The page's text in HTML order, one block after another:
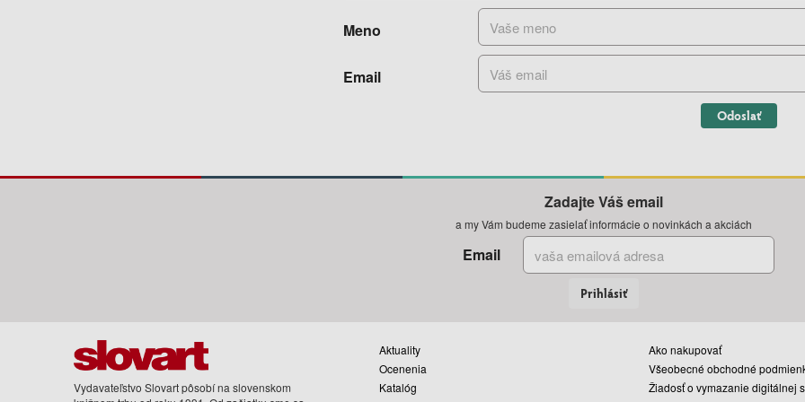
Meno
Email
Odoslať
Zadajte Váš email
a my Vám budeme zasielať informácie o novinkách a akciách
Email
Prihlásiť
Vydavateľstvo Slovart pôsobí na slovenskom
Aktuality
Ocenenia
Katalóg
Ako nakupovať
Všeobecné obchodné
Žiadosť o vymazanie digitálnej